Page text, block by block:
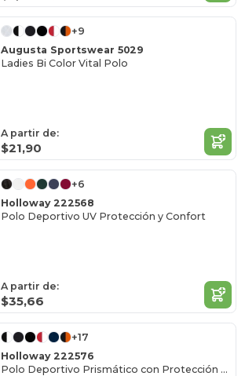
+9
Augusta Sportswear 5029
Ladies Bi Color Vital Polo
A partir de:
$21,90
+6
Holloway 222568
Polo Deportivo UV Protección y Confort
A partir de:
$35,66
+17
Holloway 222576
Polo Deportivo Prismático con Protección Solar